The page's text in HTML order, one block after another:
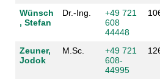
Wünsch
, Stefan
Dr.-Ing.
+49 721
608
44448
Zeuner,
Jodok
M.Sc.
+49 721
608-
44995